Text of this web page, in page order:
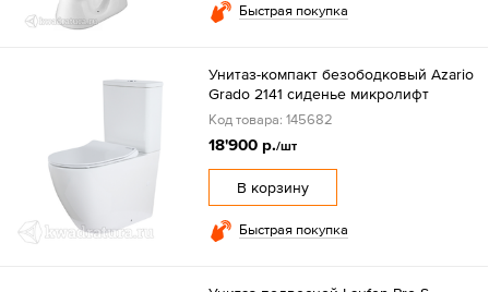
Быстрая покупка
Унитаз-компакт безободковый Azario
Grado 2141 сиденье микролифт
Код товара: 145682
18'900 р./шт
В корзину
Быстрая покупка